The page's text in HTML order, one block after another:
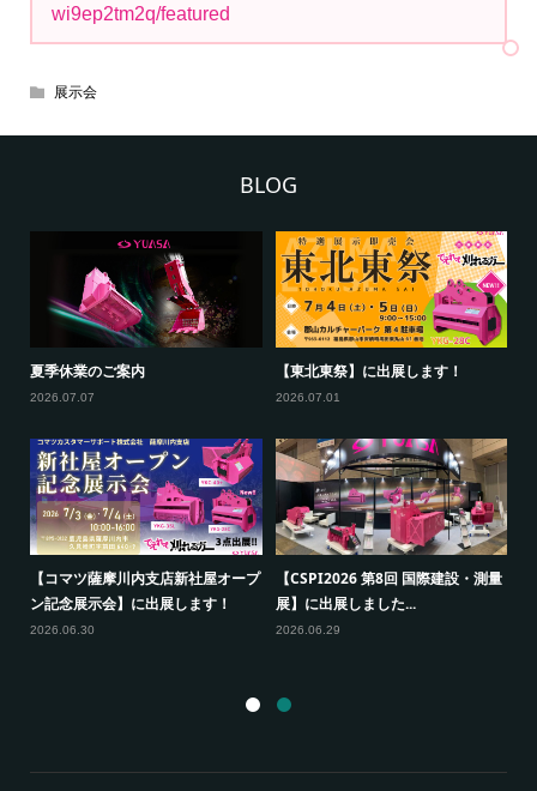
wi9ep2tm2q/featured
展示会
BLOG
夏季休業のご案内
2026.07.07
【東北東祭】に出展します！
2026.07.01
【コマツ薩摩川内支店新社屋オープ
ン記念展示会】に出展します！
2026.06.30
【CSPI2026 第8回 国際建設・測量
展】に出展しました...
2026.06.29